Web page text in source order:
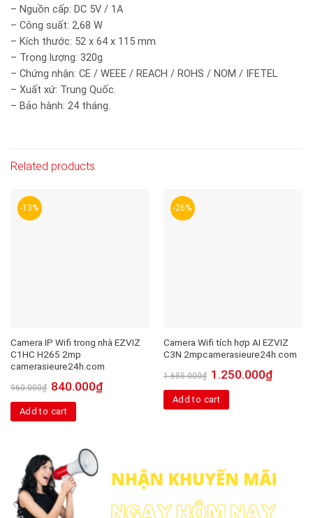
– Nguồn cấp: DC 5V / 1A
– Công suất: 2,68 W
– Kích thước: 52 x 64 x 115 mm
– Trọng lượng: 320g
– Chứng nhận: CE / WEEE / REACH / ROHS / NOM / IFETEL
– Xuất xứ: Trung Quốc.
– Bảo hành: 24 tháng.
Related products
-13%
Camera IP Wifi trong nhà EZVIZ
C1HC H265 2mp
camerasieure24h.com
960.000₫ 840.000₫
Add to cart
-26%
Camera Wifi tích hợp AI EZVIZ
C3N 2mpcamerasieure24h.com
1.685.000₫ 1.250.000₫
Add to cart